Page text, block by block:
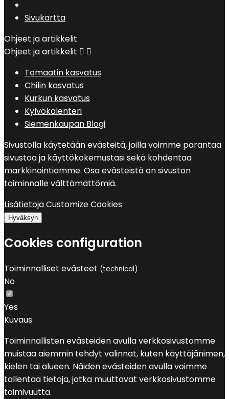
Sivukartta
Ohjeet ja artikkelit
Ohjeet ja artikkelit  
Tomaatin kasvatus
Chilin kasvatus
Kurkun kasvatus
Kylvökalenteri
Siemenkaupan Blogi
Sivustolla käytetään evästeitä, joilla voimme parantaa
sivustoa ja käyttökokemustasi sekä kohdentaa
markkinointiamme. Osa evästeistä on sivuston
toiminnalle välttämättömiä.
LisätietojaCustomize Cookies
Hyväksyn
Cookies configuration
Toiminnalliset evästeet (technical)
No
Yes
Kuvaus
Toiminnallisten evästeiden avulla verkkosivustomme
muistaa aiemmin tehdyt valinnat, kuten käyttäjänimen,
kielen tai alueen. Näiden evästeiden avulla voimme
tallentaa tietoja, jotka muuttavat verkkosivustomme
toimivuutta.